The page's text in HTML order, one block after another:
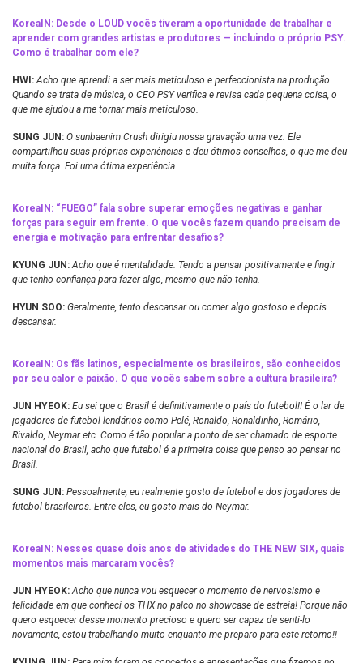
KoreaIN: Desde o LOUD vocês tiveram a oportunidade de trabalhar e
aprender com grandes artistas e produtores — incluindo o próprio PSY.
Como é trabalhar com ele?
HWI: Acho que aprendi a ser mais meticuloso e perfeccionista na produção.
Quando se trata de música, o CEO PSY verifica e revisa cada pequena coisa, o
que me ajudou a me tornar mais meticuloso.
SUNG JUN: O sunbaenim Crush dirigiu nossa gravação uma vez. Ele
compartilhou suas próprias experiências e deu ótimos conselhos, o que me deu
muita força. Foi uma ótima experiência.
KoreaIN: “FUEGO” fala sobre superar emoções negativas e ganhar
forças para seguir em frente. O que vocês fazem quando precisam de
energia e motivação para enfrentar desafios?
KYUNG JUN: Acho que é mentalidade. Tendo a pensar positivamente e fingir
que tenho confiança para fazer algo, mesmo que não tenha.
HYUN SOO: Geralmente, tento descansar ou comer algo gostoso e depois
descansar.
KoreaIN: Os fãs latinos, especialmente os brasileiros, são conhecidos
por seu calor e paixão. O que vocês sabem sobre a cultura brasileira?
JUN HYEOK: Eu sei que o Brasil é definitivamente o país do futebol!! É o lar de
jogadores de futebol lendários como Pelé, Ronaldo, Ronaldinho, Romário,
Rivaldo, Neymar etc. Como é tão popular a ponto de ser chamado de esporte
nacional do Brasil, acho que futebol é a primeira coisa que penso ao pensar no
Brasil.
SUNG JUN: Pessoalmente, eu realmente gosto de futebol e dos jogadores de
futebol brasileiros. Entre eles, eu gosto mais do Neymar.
KoreaIN: Nesses quase dois anos de atividades do THE NEW SIX, quais
momentos mais marcaram vocês?
JUN HYEOK: Acho que nunca vou esquecer o momento de nervosismo e
felicidade em que conheci os THX no palco no showcase de estreia! Porque não
quero esquecer desse momento precioso e quero ser capaz de senti-lo
novamente, estou trabalhando muito enquanto me preparo para este retorno!!